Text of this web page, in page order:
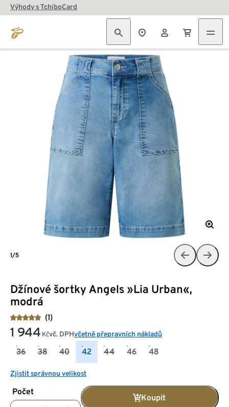
Výhody s TchiboCard
Džínové šortky Angels »Lia Urban«,
modrá
(1)
1 944 Kčvč. DPHvčetně přepravních nákladů
36 38 40 42 44 46 48
Zjistit správnou velikost
Počet
Koupit
1/5